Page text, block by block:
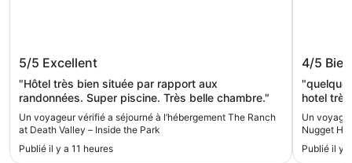
The Ranch at Death Valley – Inside
the Park
5/5 Excellent
"Hôtel très bien située par rapport aux
randonnées. Super piscine. Très belle chambre."
Un voyageur vérifié a séjourné à l’hébergement The Ranch
at Death Valley – Inside the Park
Publié il y a 11 heures
4/5 Bien
hotel
cigarette
bon
Un
Nugget
Publié il y